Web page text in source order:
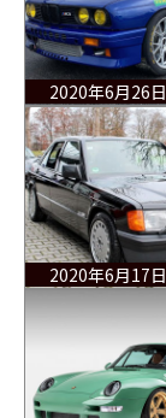
2020年6月26日
2020年6月17日